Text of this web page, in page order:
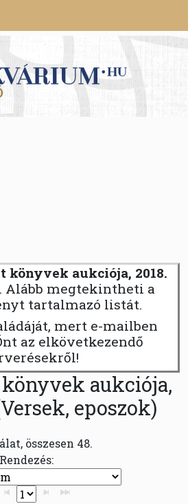
könyvek aukciója, 2018.
Alább megtekintheti a
tartalmazó listát.
mert e-mailben
az elkövetkezendő
aukciója,
eposzok)
összesen 48.
Rendezés: